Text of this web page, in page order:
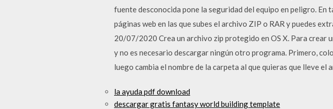
fuente desconocida pone la seguridad del equipo en peligro. En
páginas web en las que subes el archivo ZIP o RAR y puedes
20/07/2020 Crea un archivo zip protegido en OS X. Para crear
y no es necesario descargar ningún otro programa. Primero,
luego cambia el nombre de la carpeta al que quieras que lleve el
la ayuda pdf download
descargar gratis fantasy world building template